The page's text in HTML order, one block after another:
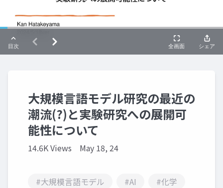
大規模言語モデル研究の最近の
潮流(?)と実験研究への展開可
能性について
14.6K Views May 18, 24
#大規模言語モデル #AI
#化学